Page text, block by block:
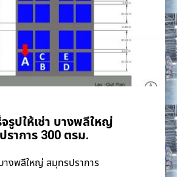
จรูปให้เช่า บางพลีใหญ่
าการ 300 ตรม.
างพลีใหญ่ สมุทรปราการ